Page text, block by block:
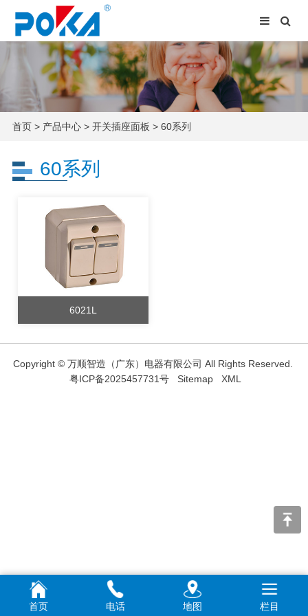
首页> 产品中心> 开关插座面板 > 60系列
60系列
6021L
Copyright © 万顺智造（广东）电器有限公司 All Rights Reserved.
粤ICP备2025457731号
Sitemap XML
首页 电话 地图 栏目